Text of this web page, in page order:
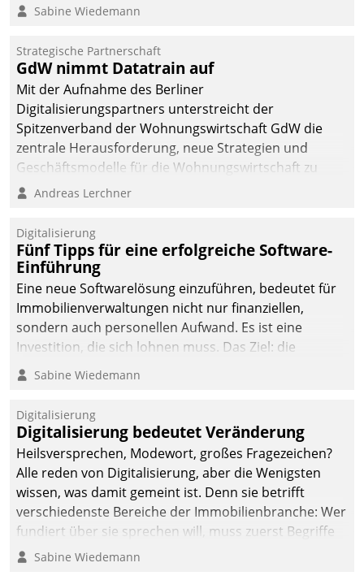
Sabine Wiedemann
Strategische Partnerschaft
GdW nimmt Datatrain auf
Mit der Aufnahme des Berliner
Digitalisierungspartners unterstreicht der
Spitzenverband der Wohnungswirtschaft GdW die
zentrale Herausforderung, neue Strategien und
Geschäftsmodelle für die Wohnungswirtschaft zu
entwickeln.
Andreas Lerchner
Digitalisierung
Fünf Tipps für eine erfolgreiche Software-
Einführung
Eine neue Softwarelösung einzuführen, bedeutet für
Immobilienverwaltungen nicht nur finanziellen,
sondern auch personellen Aufwand. Es ist eine
Investition, die sich lohnen muss. Das Ziel: die
nachhaltige Optimierung der Geschäftsabläufe. Damit
dieses Ziel erreicht wird, sollten einige Grundregeln
Sabine Wiedemann
Digitalisierung
Digitalisierung bedeutet Veränderung
Heilsversprechen, Modewort, großes Fragezeichen?
Alle reden von Digitalisierung, aber die Wenigsten
wissen, was damit gemeint ist. Denn sie betrifft
verschiedenste Bereiche der Immobilienbranche: Wer
fundiert über sie sprechen will, muss zuerst Begriffe
klären. Ein Aspekt ist die betriebliche Optimierung:
Sabine Wiedemann